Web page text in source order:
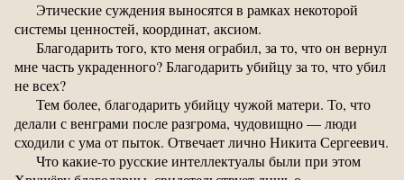
Этические суждения выносятся в рамках некоторой
системы ценностей, координат, аксиом.
Благодарить того, кто меня ограбил, за то, что он вернул
мне часть украденного? Благодарить убийцу за то, что убил
не всех?
Тем более, благодарить убийцу чужой матери. То, что
делали с венграми после разгрома, чудовищно — люди
сходили с ума от пыток. Отвечает лично Никита Сергеевич.
Что какие-то русские интеллектуалы были при этом